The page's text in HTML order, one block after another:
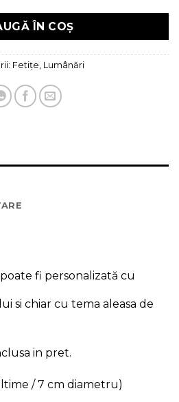
ÎN COȘ
Fetițe, Lumânări
poate fi personalizată cu
si chiar cu tema aleasa de
in pret.
/ 7 cm diametru)